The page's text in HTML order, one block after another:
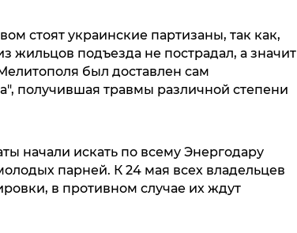
стоят украинские партизаны, так как,
жильцов подъезда не пострадал, а значит
был доставлен сам
получившая травмы различной степени
начали искать по всему Энергодару
парней. К 24 мая всех владельцев
в противном случае их ждут